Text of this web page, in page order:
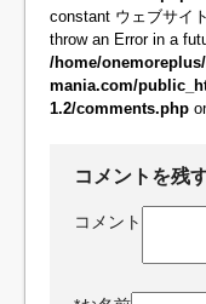
constant ウェブサイ
throw an Error in a
/home/
mania.com/
1.2/comments.php
コメントを残
コメント